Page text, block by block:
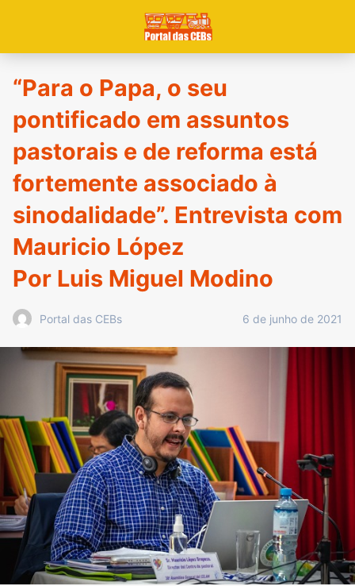
“Para o Papa, o seu
pontificado em assuntos
pastorais e de reforma está
fortemente associado à
sinodalidade”. Entrevista com
Mauricio López
Por Luis Miguel Modino
Portal das CEBs 6 de junho de 2021